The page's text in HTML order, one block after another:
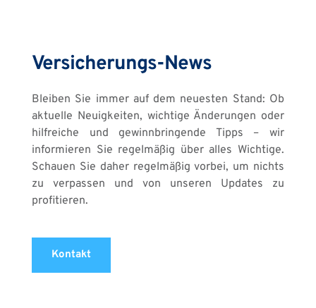
Versicherungs-News
Bleiben Sie immer auf dem neuesten Stand: Ob
aktuelle Neuigkeiten, wichtige Änderungen oder
hilfreiche und gewinnbringende Tipps – wir
informieren Sie regelmäßig über alles Wichtige.
Schauen Sie daher regelmäßig vorbei, um nichts
zu verpassen und von unseren Updates zu
profitieren.
Kontakt